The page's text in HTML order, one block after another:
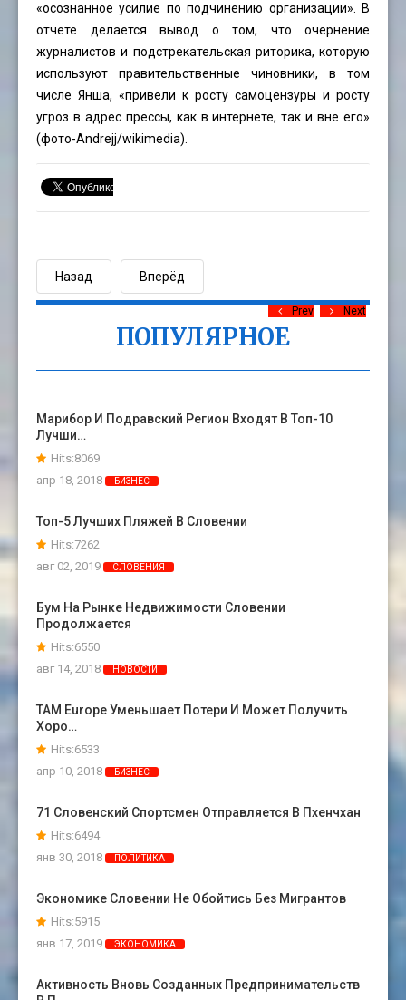
«осознанное усилие по подчинению организации». В
отчете делается вывод о том, что очернение
журналистов и подстрекательская риторика, которую
используют правительственные чиновники, в том
числе Янша, «привели к росту самоцензуры и росту
угроз в адрес прессы, как в интернете, так и вне его»
(фото-Andrejj/wikimedia).
Назад Вперёд
ПОПУЛЯРНОЕ
Prev Next
Марибор И Подравский Регион Входят В Топ-10
Лучши…
Hits:8069
апр 18, 2018
БИЗНЕС
Топ-5 Лучших Пляжей В Словении
Hits:7262
авг 02, 2019
СЛОВЕНИЯ
Бум На Рынке Недвижимости Словении
Продолжается
Hits:6550
авг 14, 2018
НОВОСТИ
TAM Europe Уменьшает Потери И Может Получить
Хоро…
Hits:6533
апр 10, 2018
БИЗНЕС
71 Словенский Спортсмен Отправляется В Пхенчхан
Hits:6494
янв 30, 2018
ПОЛИТИКА
Экономике Словении Не Обойтись Без Мигрантов
Hits:5915
янв 17, 2019
ЭКОНОМИКА
Активность Вновь Созданных Предпринимательств